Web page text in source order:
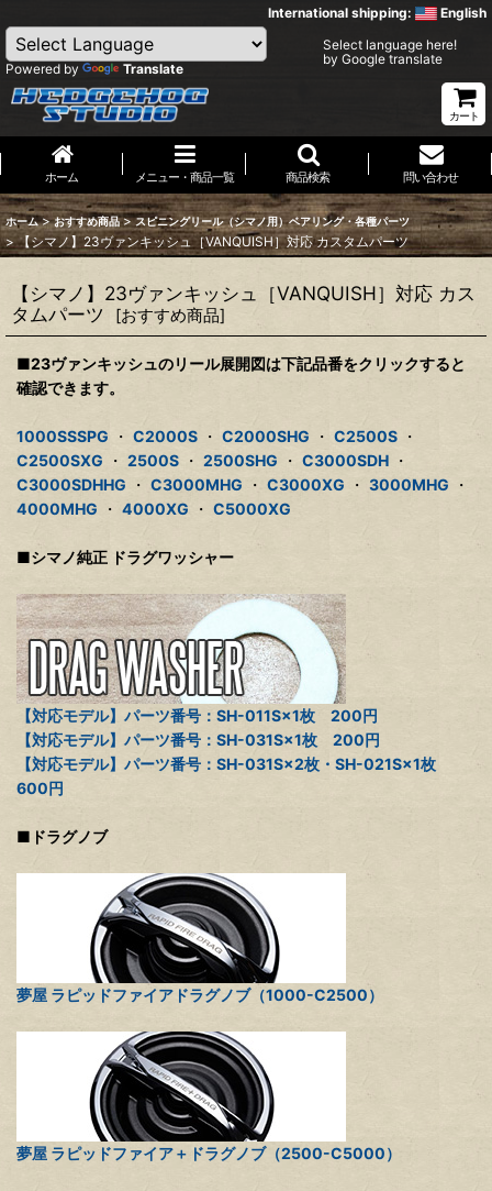
International shipping: English
Powered by Translate
Select language here!
by Google translate
カート
ホーム メニュー・商品一覧 商品検索 問い合わせ
ホーム > おすすめ商品 > スピニングリール（シマノ用）ベアリング・各種パーツ
> 【シマノ】23ヴァンキッシュ［VANQUISH］対応 カスタムパーツ
【シマノ】23ヴァンキッシュ［VANQUISH］対応 カス
タムパーツ
[おすすめ商品]
■23ヴァンキッシュのリール展開図は下記品番をクリックすると
確認できます。
1000SSSPG ・ C2000S ・ C2000SHG ・ C2500S ・
C2500SXG ・ 2500S ・ 2500SHG ・ C3000SDH ・
C3000SDHHG ・ C3000MHG ・ C3000XG ・ 3000MHG ・
4000MHG ・ 4000XG ・ C5000XG
■シマノ純正 ドラグワッシャー
【対応モデル】パーツ番号：SH-011S×1枚 200円
【対応モデル】パーツ番号：SH-031S×1枚 200円
【対応モデル】パーツ番号：SH-031S×2枚・SH-021S×1枚
600円
■ドラグノブ
夢屋 ラピッドファイアドラグノブ（1000-C2500）
夢屋 ラピッドファイア＋ドラグノブ（2500-C5000）